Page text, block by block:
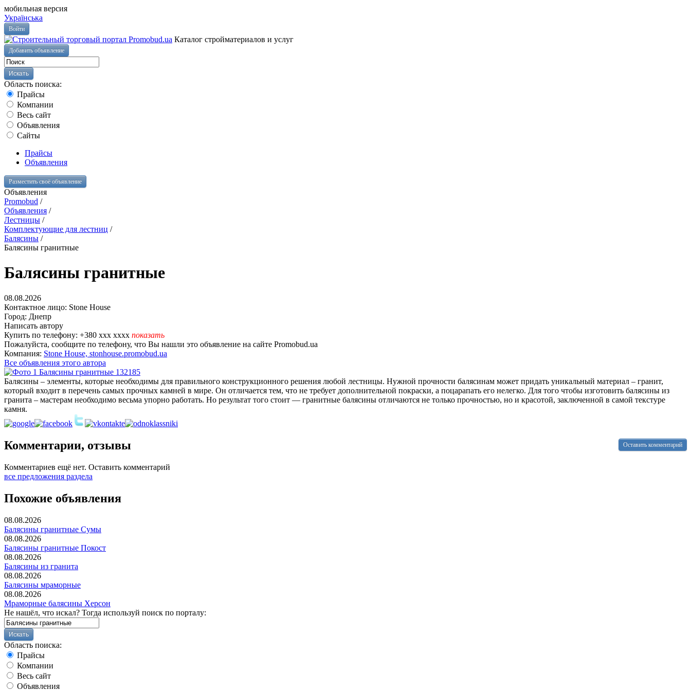
мобильная версия
Українська
Войти
Каталог стройматериалов и услуг
Добавить объявление
Область поиска:
Прайсы
Компании
Весь сайт
Объявления
Сайты
Прайсы
Объявления
Разместить своё объявление
Объявления
Promobud /
Объявления /
Лестницы /
Комплектующие для лестниц /
Балясины /
Балясины гранитные
Балясины гранитные
08.08.2026
Контактное лицо: Stone House
Город: Днепр
Написать автору
Купить по телефону: +380 xxx xxxx показать
Пожалуйста, сообщите по телефону, что Вы нашли это объявление на сайте Promobud.ua
Компания: Stone House, stonhouse.promobud.ua
Все объявления этого автора
Балясины – элементы, которые необходимы для правильного конструкционного решения любой лестницы. Нужной прочности балясинам может придать уникальный материал – гранит,
который входит в перечень самых прочных камней в мире. Он отличается тем, что не требует дополнительной покраски, а поцарапать его нелегко. Для того чтобы изготовить балясины из
гранита – мастерам необходимо весьма упорно работать. Но результат того стоит — гранитные балясины отличаются не только прочностью, но и красотой, заключенной в самой текстуре
камня.
Оставить комментарий
Комментарии, отзывы
Комментариев ещё нет. Оставить комментарий
все предложения раздела
Похожие объявления
08.08.2026
Балясины гранитные Сумы
08.08.2026
Балясины гранитные Покост
08.08.2026
Балясины из гранита
08.08.2026
Балясины мраморные
08.08.2026
Мраморные балясины Херсон
Не нашёл, что искал? Тогда используй поиск по порталу:
Область поиска:
Прайсы
Компании
Весь сайт
Объявления